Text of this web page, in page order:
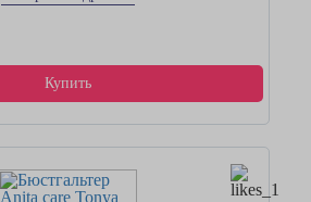
Купить